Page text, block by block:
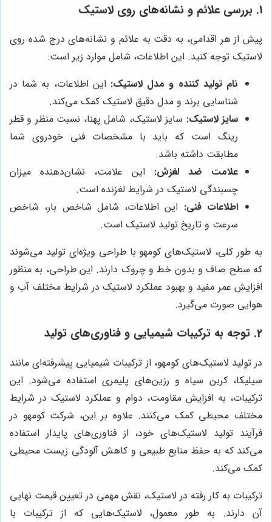
1. بررسی علائم و نشانه‌های روی لاستیک
پیش از هر اقدامی، به دقت به علائم و نشانه‌های درج شده روی
لاستیک توجه کنید. این اطلاعات، شامل موارد زیر است:
نام تولید کننده و مدل لاستیک: این اطلاعات، به شما در
شناسایی برند و مدل دقیق لاستیک کمک می‌کند.
سایز لاستیک: سایز لاستیک، شامل پهنا، نسبت منظر و قطر
رینگ است که باید با مشخصات فنی خودروی شما
مطابقت داشته باشد.
علامت ضد لغزش: این علامت، نشان‌دهنده میزان
چسبندگی لاستیک در شرایط لغزنده است.
اطلاعات فنی: این اطلاعات، شامل شاخص بار، شاخص
سرعت و تاریخ تولید لاستیک است.
به طور کلی، لاستیک‌های کومهو با طراحی ویژه‌ای تولید می‌شوند
که سطح صاف و بدون خط و چروک دارند. این طراحی، به منظور
افزایش عمر مفید و بهبود عملکرد لاستیک در شرایط مختلف آب و
هوایی صورت می‌گیرد.
2. توجه به ترکیبات شیمیایی و فناوری‌های تولید
در تولید لاستیک‌های کومهو، از ترکیبات شیمیایی پیشرفته‌ای مانند
سیلیکا، کربن سیاه و رزین‌های پلیمری استفاده می‌شود. این
ترکیبات، به افزایش مقاومت، دوام و عملکرد لاستیک در شرایط
مختلف محیطی کمک می‌کنند. علاوه بر این، شرکت کومهو در
فرآیند تولید لاستیک‌های خود، از فناوری‌های پایدار استفاده
می‌کند که به حفظ منابع طبیعی و کاهش آلودگی زیست محیطی
کمک می‌کند.
ترکیبات به کار رفته در لاستیک، نقش مهمی در تعیین قیمت نهایی
آن دارند. به طور معمول، لاستیک‌هایی که از ترکیبات با